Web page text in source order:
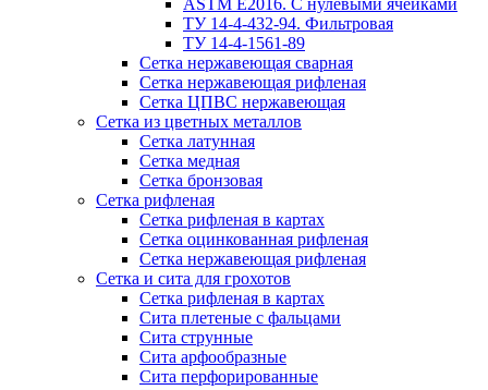
ASTM E2016. С нулевыми ячейками
ТУ 14-4-432-94. Фильтровая
ТУ 14-4-1561-89
Сетка нержавеющая сварная
Сетка нержавеющая рифленая
Сетка ЦПВС нержавеющая
Сетка из цветных металлов
Сетка латунная
Сетка медная
Сетка бронзовая
Сетка рифленая
Сетка рифленая в картах
Сетка оцинкованная рифленая
Сетка нержавеющая рифленая
Сетка и сита для грохотов
Сетка рифленая в картах
Сита плетеные с фальцами
Сита струнные
Сита арфообразные
Сита перфорированные